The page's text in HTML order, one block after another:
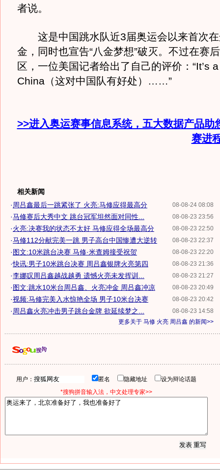
者说。
这是中国跳水队近3届奥运会以来首次在
金，同时也宣告“八金梦想”破灭。不过在赛
区，一位美国记者给出了自己的评价：“It’s
China（这对中国队有好处）……”
>>进入奥运赛事信息系统，五大数据产品助
赛进
相关新闻
08-08-24 08:08
· 周吕鑫最后一跳紧张了 火亮:马修应得最高分
08-08-23 23:56
·马修赛后大秀中文 跳台冠军坦然面对同性...
08-08-23 22:50
·火亮:决赛我的状态不太好 马修应得全场最高分
08-08-23 22:37
·马修112分献完美一跳 男子高台中国惨遭大逆转
08-08-23 22:20
·图文:10米跳台决赛 马修·米查姆接受祝贺
08-08-23 21:36
·快讯:男子10米跳台决赛 周吕鑫银牌火亮第四
08-08-23 21:27
·李娜叹周吕鑫越战越勇 遗憾火亮未发挥训...
08-08-23 20:49
·图文:跳水10米台周吕鑫、火亮冲金 周吕鑫冲凉
08-08-23 20:42
·视频:马修完美入水惊艳全场 男子10米台决赛
08-08-23 14:58
· 周吕鑫火亮冲击男子跳台金牌 欲延续梦之...
更多关于 马修 火亮 周吕鑫 的新闻>>
用户： 匿名 隐藏地址
设为辩论话题
*搜狗拼音输入法，中文处理专家>>